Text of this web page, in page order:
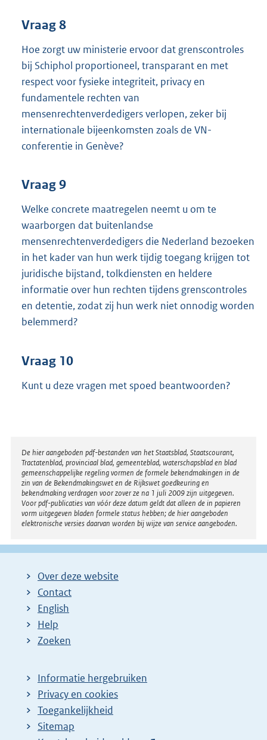
Vraag 8
Hoe zorgt uw ministerie ervoor dat grenscontroles
bij Schiphol proportioneel, transparant en met
respect voor fysieke integriteit, privacy en
fundamentele rechten van
mensenrechtenverdedigers verlopen, zeker bij
internationale bijeenkomsten zoals de VN-
conferentie in Genève?
Vraag 9
Welke concrete maatregelen neemt u om te
waarborgen dat buitenlandse
mensenrechtenverdedigers die Nederland bezoeken
in het kader van hun werk tijdig toegang krijgen tot
juridische bijstand, tolkdiensten en heldere
informatie over hun rechten tijdens grenscontroles
en detentie, zodat zij hun werk niet onnodig worden
belemmerd?
Vraag 10
Kunt u deze vragen met spoed beantwoorden?
Disclaimer
De hier aangeboden pdf-bestanden van het Staatsblad, Staatscourant,
Tractatenblad, provinciaal blad, gemeenteblad, waterschapsblad en blad
gemeenschappelijke regeling vormen de formele bekendmakingen in de
zin van de Bekendmakingswet en de Rijkswet goedkeuring en
bekendmaking verdragen voor zover ze na 1 juli 2009 zijn uitgegeven.
Voor pdf-publicaties van vóór deze datum geldt dat alleen de in papieren
vorm uitgegeven bladen formele status hebben; de hier aangeboden
elektronische versies daarvan worden bij wijze van service aangeboden.
Over deze website
Contact
English
Help
Zoeken
Informatie hergebruiken
Privacy en cookies
Toegankelijkheid
Sitemap